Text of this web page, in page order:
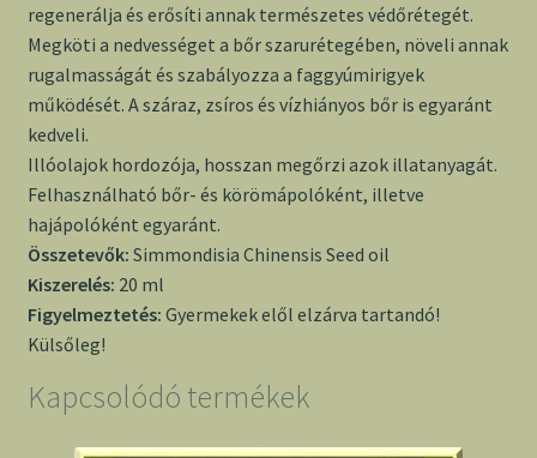
regenerálja és erősíti annak természetes védőrétegét.
Megköti a nedvességet a bőr szarurétegében, növeli annak
rugalmasságát és szabályozza a faggyúmirigyek
működését. A száraz, zsíros és vízhiányos bőr is egyaránt
kedveli.
Illóolajok hordozója, hosszan megőrzi azok illatanyagát.
Felhasználható bőr- és körömápolóként, illetve
hajápolóként egyaránt.
Összetevők: Simmondisia Chinensis Seed oil
Kiszerelés: 20 ml
Figyelmeztetés: Gyermekek elől elzárva tartandó!
Külsőleg!
Kapcsolódó termékek